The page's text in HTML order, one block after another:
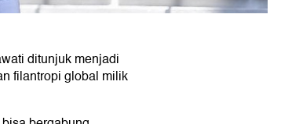
ditunjuk menjadi
filantropi global milik